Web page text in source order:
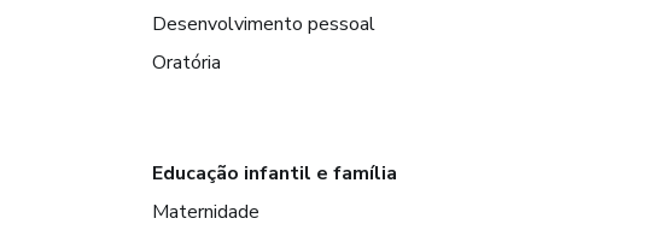
Desenvolvimento pessoal
Oratória
Educação infantil e família
Maternidade